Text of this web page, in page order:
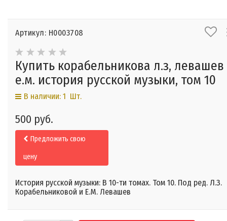
Артикул: Н0003708
Купить корабельникова л.з, левашев
е.м. история русской музыки, том 10
В наличии: 1 Шт.
500 руб.
Предложить свою
цену
История русской музыки: В 10-ти томах. Том 10. Под ред. Л.З.
Корабельниковой и Е.М. Левашев